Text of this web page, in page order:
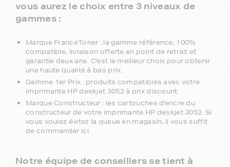
vous aurez le choix entre 3 niveaux de
gammes :
Marque FranceToner : la gamme référence, 100%
compatible, livraison offerte en point de retrait et
garantie deux ans. C'est le meilleur choix pour obtenir
une haute qualité à bas prix.
Gamme 1er Prix : produits compatibles avec votre
imprimante HP deskjet 3052 à prix discount.
Marque Constructeur : les cartouches d'encre du
constructeur de votre imprimante HP deskjet 3052. Si
vous voulez évitez la queue en magasin, il vous suffit
de commander ici.
Notre équipe de conseillers se tient à